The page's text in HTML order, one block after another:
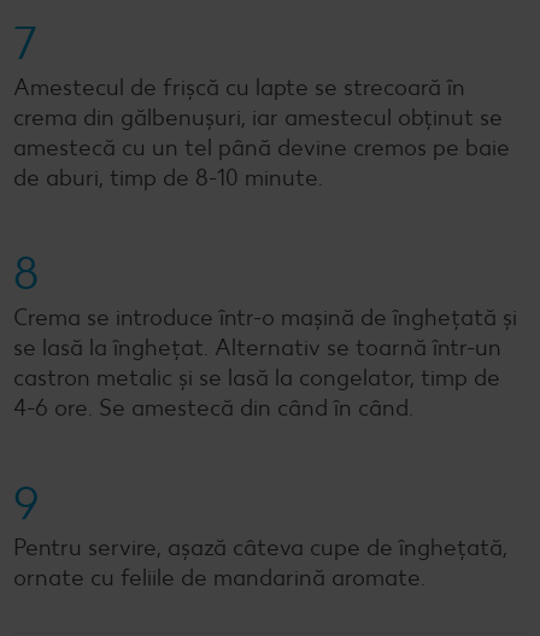
7
Amestecul de frișcă cu lapte se strecoară în
crema din gălbenușuri, iar amestecul obținut se
amestecă cu un tel până devine cremos pe baie
de aburi, timp de 8-10 minute.
8
Crema se introduce într-o mașină de înghețată și
se lasă la înghețat. Alternativ se toarnă într-un
castron metalic și se lasă la congelator, timp de
4-6 ore. Se amestecă din când în când.
9
Pentru servire, așază câteva cupe de înghețată,
ornate cu feliile de mandarină aromate.